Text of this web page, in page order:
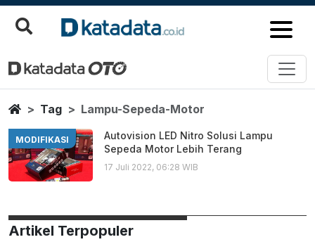
Lampu Sepeda Motor
Berita Terbaru
HomeTag Lampu-Sepeda-Motor
MODIFIKASI
Autovision LED Nitro Solusi Lampu
Sepeda Motor Lebih Terang
17 Juli 2022, 06:28 WIB
Artikel Terpopuler